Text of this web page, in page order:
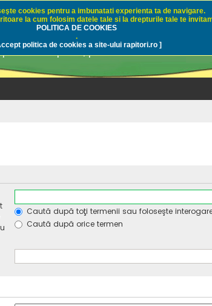
sportiv
la rapitori, pescuitul cu naluci sau
Caută după toţi termenii sau foloseşte
Caută după orice termen
cookies pentru a imbunatati experienta ta de navigare.
la cum folosim datele tale si la drepturile tale te
POLITICA DE COOKIES
.
politica de cookies a site-ului rapitori.ro ]